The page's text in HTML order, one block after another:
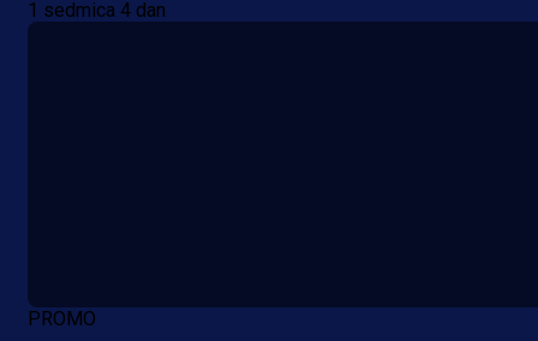
1 sedmica 4 dan
PROMO